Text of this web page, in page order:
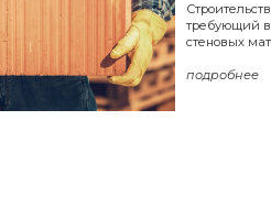
требующий
стеновых
подробнее